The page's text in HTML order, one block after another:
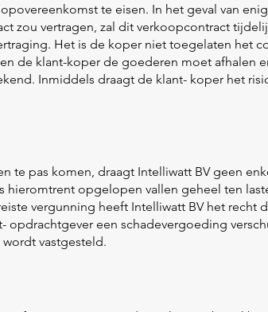
te eisen. In het geval van
zou vertragen, zal dit verkoopcontract
Het is de koper niet toegelaten het
de klant-koper de goederen moet afhalen
Inmiddels draagt de klant- koper het
te pas komen, draagt Intelliwatt BV geen
hieromtrent opgelopen vallen geheel ten
vergunning heeft Intelliwatt BV het recht
opdrachtgever een schadevergoeding
vastgesteld.